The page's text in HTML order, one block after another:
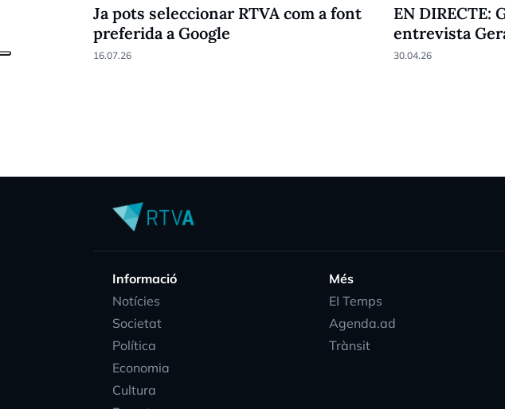
Ja pots seleccionar RTVA com a font
preferida a Google
16.07.26
EN DIRECTE:
entrevista
30.04.26
Informació
Notícies
Societat
Política
Economia
Cultura
Més
EI Temps
Agenda.ad
Trànsit